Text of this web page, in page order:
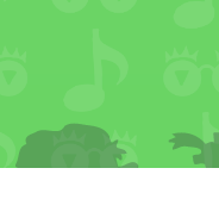
FOOTER
MENU